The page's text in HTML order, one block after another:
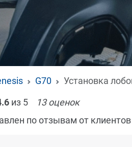
G70
Установка
из 5 13оценок
по отзывам от